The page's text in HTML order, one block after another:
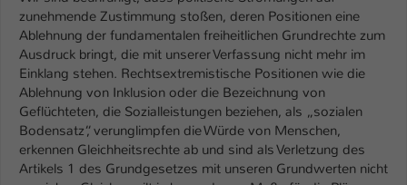
zunehmende Zustimmung stoßen, deren Positionen eine
Ablehnung der fundamentalen freiheitlichen Grundrechte zum
Ausdruck bringt, die mit unserer Verfassung nicht mehr im
Einklang stehen. Rechtsextremistische Positionen wie die
Ablehnung von Inklusion oder die Bezeichnung von
Geflüchteten, die Sozialleistungen beziehen, als „sozialen
Bodensatz“, verunglimpfen die Würde von Menschen,
erkennen Gleichheitsrechte ab und sind als Verletzung des
Artikels 1 des Grundgesetzes mit unseren Grundwerten nicht
Name be_typo_user
Anbieter TYPO3
Laufzeit 1 Tag
Dieser Cookie teilt der Webseite mit, ob
ein Besucher im Typo3-Backend